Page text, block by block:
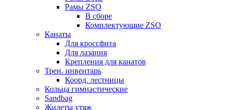
Рамы ZSO
В сборе
Комплектующие ZSO
Канаты
Для кроссфита
Для лазания
Крепления для канатов
Трен. инвентарь
Коорд. лестницы
Кольца гимнастические
Sandbag
Жилеты утяж